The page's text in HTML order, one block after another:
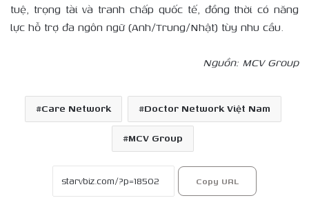
tuệ, trọng tài và tranh chấp quốc tế, đồng thời có năng
lực hỗ trợ đa ngôn ngữ (Anh/Trung/Nhật) tùy nhu cầu.
Nguồn: MCVGroup
Care Network Doctor Network Việt Nam
MCV Group
Copy URL